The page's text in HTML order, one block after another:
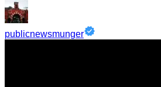
publicnewsmunger